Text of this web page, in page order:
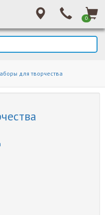
0
для творчества